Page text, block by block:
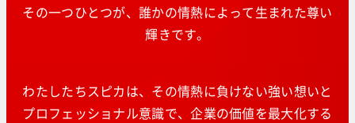
その一つひとつが、誰かの情熱によって生まれた尊い
輝きです。
わたしたちスピカは、その情熱に負けない強い想いと
プロフェッショナル意識で、企業の価値を最大化する